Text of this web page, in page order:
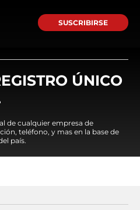
SUSCRIBIRSE
ÚNICO
de cualquier empresa de
teléfono, y mas en la base de
país.